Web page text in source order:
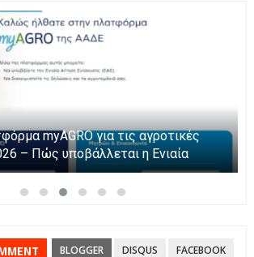
myAGRO για τις αγροτικές
– Πώς υποβάλλεται η Ενιαία
BLOGGER DISQUS FACEBOOK